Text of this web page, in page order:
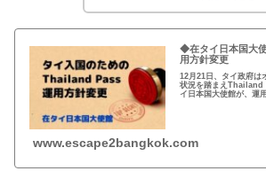
◆在タイ日本国大
用方針変更
12月21日、タイ政府は
状況を踏まえThailand
イ日本国大使館が、運
www.escape2bangkok.com